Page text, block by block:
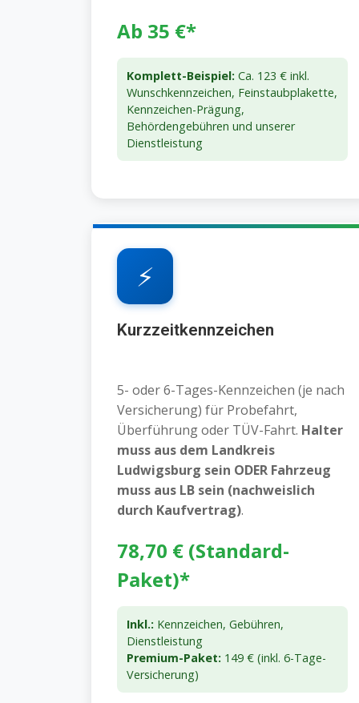
Ab 35 €*
Komplett-Beispiel: Ca. 123 € inkl.
Wunschkennzeichen, Feinstaubplakette,
Kennzeichen-Prägung,
Behördengebühren und unserer
Dienstleistung
⚡
Kurzzeitkennzeichen
5- oder 6-Tages-Kennzeichen (je nach
Versicherung) für Probefahrt,
Überführung oder TÜV-Fahrt. Halter
muss aus dem Landkreis
Ludwigsburg sein ODER Fahrzeug
muss aus LB sein (nachweislich
durch Kaufvertrag).
78,70 € (Standard-
Paket)*
Inkl.: Kennzeichen, Gebühren,
Dienstleistung
Premium-Paket: 149 € (inkl. 6-Tage-
Versicherung)